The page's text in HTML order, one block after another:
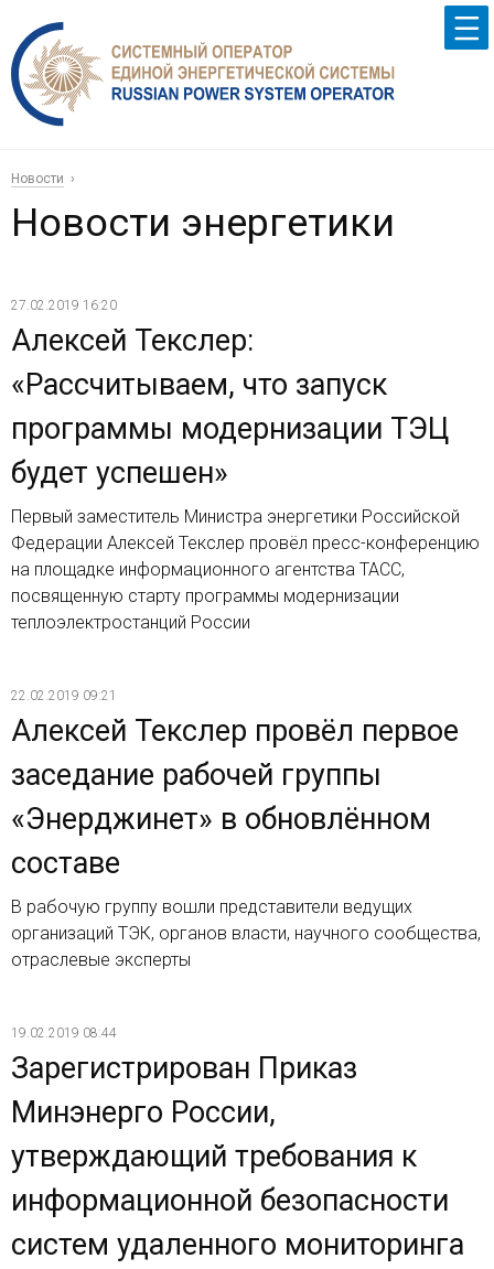
Новости
Новости энергетики
27.02.2019 16:20
Алексей Текслер:
«Рассчитываем, что запуск
программы модернизации ТЭЦ
будет успешен»
Первый заместитель Министра энергетики Российской
Федерации Алексей Текслер провёл пресс-конференцию
на площадке информационного агентства ТАСС,
посвященную старту программы модернизации
теплоэлектростанций России
22.02.2019 09:21
Алексей Текслер провёл первое
заседание рабочей группы
«Энерджинет» в обновлённом
составе
В рабочую группу вошли представители ведущих
организаций ТЭК, органов власти, научного сообщества,
отраслевые эксперты
19.02.2019 08:44
Зарегистрирован Приказ
Минэнерго России,
утверждающий требования к
информационной безопасности
систем удаленного мониторинга